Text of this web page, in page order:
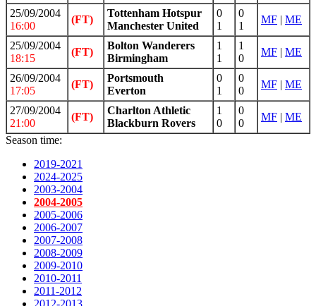
25/09/2004
16:00
(FT)
Tottenham Hotspur
Manchester United
0
1
0
1
MF | ME
25/09/2004
18:15
(FT)
Bolton Wanderers
Birmingham
1
1
1
0
MF | ME
26/09/2004
17:05
(FT)
Portsmouth
Everton
0
1
0
0
MF | ME
27/09/2004
21:00
(FT)
Charlton Athletic
Blackburn Rovers
1
0
0
0
MF | ME
Season time:
2019-2021
2024-2025
2003-2004
2004-2005
2005-2006
2006-2007
2007-2008
2008-2009
2009-2010
2010-2011
2011-2012
2012-2013